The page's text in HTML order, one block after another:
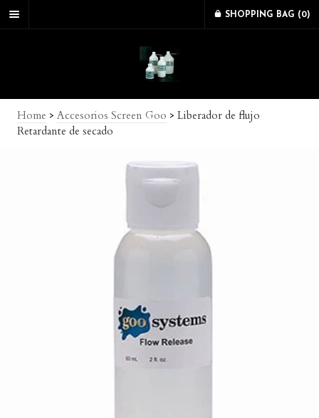
SHOPPING BAG (0)
Home > Accesorios Screen Goo > Liberador de flujo
Retardante de secado